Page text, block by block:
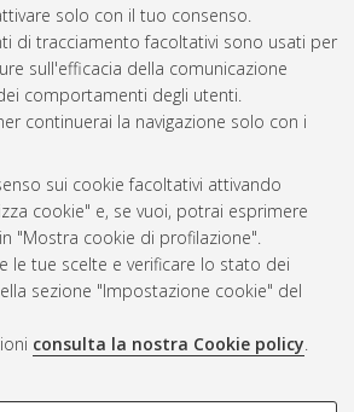
solo con il tuo consenso.
di tracciamento facoltativi sono usati per
sull'efficacia della comunicazione
comportamenti degli utenti.
continuerai la navigazione solo con i
sui cookie facoltativi attivando
cookie" e, se vuoi, potrai esprimere
"Mostra cookie di profilazione".
le tue scelte e verificare lo stato dei
sezione "Impostazione cookie" del
consulta la nostra Cookie policy.
del documento: